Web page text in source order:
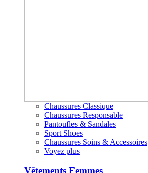
Chaussures Classique
Chaussures Responsable
Pantoufles & Sandales
Sport Shoes
Chaussures Soins & Accessoires
Voyez plus
Vêtements Femmes